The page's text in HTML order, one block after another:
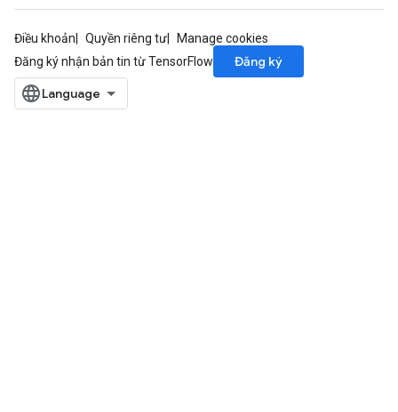
Điều khoản Quyền riêng tư
Manage cookies
Đăng ký nhận bản tin từ TensorFlow
Đăng ký